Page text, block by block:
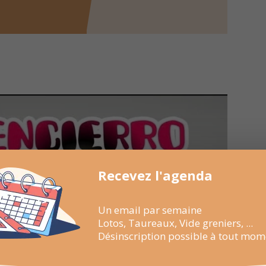
Recevez l'agenda
Un email par semaine
Lotos, Taureaux, Vide greniers, ...
Désinscription possible à tout